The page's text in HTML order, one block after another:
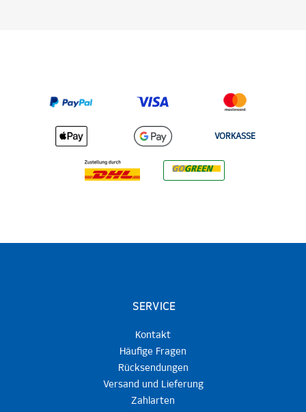
VORKASSE
SERVICE
Kontakt
Häufige Fragen
Rücksendungen
Versand und Lieferung
Zahlarten